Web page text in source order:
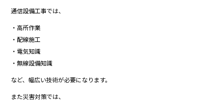
通信設備工事では、
・高所作業
・配線施工
・電気知識
・無線設備知識
など、幅広い技術が必要になります。
また災害対策では、